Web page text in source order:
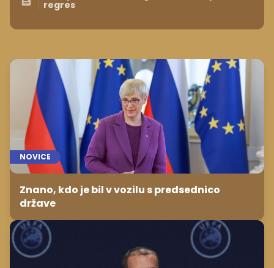
regres
NOVICE
Znano, kdo je bil v vozilu s predsednico
države